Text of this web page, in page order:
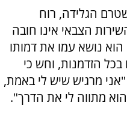
הגלידה, רוח
הצבאי אינו חובה
הוא נושא עמו את דמותו
הזדמנות, וחש כי
מרגיש שיש לי באמת,
מתווה לי את הדרך".